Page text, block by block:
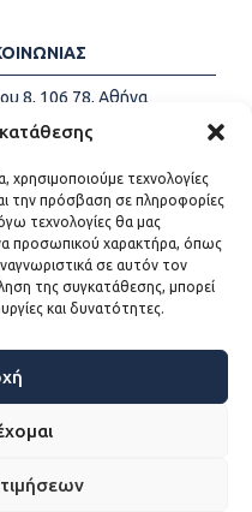
χρησιμοποιούμε τεχνολογίες
την πρόσβαση σε πληροφορίες
τεχνολογίες θα μας
προσωπικού χαρακτήρα, όπως
σε αυτόν τον
της συγκατάθεσης, μπορεί
και δυνατότητες.
8, 106 78, Αθήνα
2147500
GROUP - ΣΥΝΕΡΓΑΣΙΑ Α.Ε.